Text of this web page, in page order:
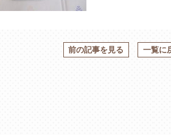
前の記事を見る 一覧に